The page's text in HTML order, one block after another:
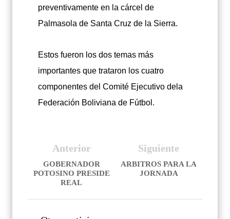
preventivamente en la cárcel de
Palmasola de Santa Cruz de la Sierra.
Estos fueron los dos temas más
importantes que trataron los cuatro
componentes del Comité Ejecutivo dela
Federación Boliviana de Fútbol.
Siguiente
ARBITROS PARA LA
JORNADA
Anterior
GOBERNADOR
POTOSINO PRESIDE
REAL